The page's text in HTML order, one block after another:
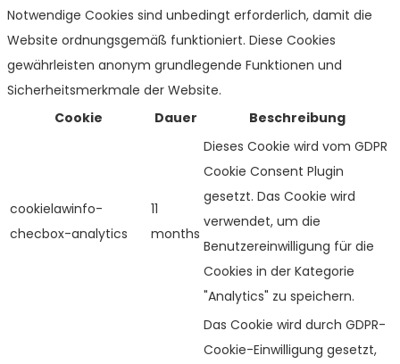
Notwendige Cookies sind unbedingt erforderlich, damit die
Website ordnungsgemäß funktioniert. Diese Cookies
gewährleisten anonym grundlegende Funktionen und
Sicherheitsmerkmale der Website.
Cookie
Dauer Beschreibung
cookielawinfo-
checbox-analytics
11
months
Dieses Cookie wird vom GDPR
Cookie Consent Plugin
gesetzt. Das Cookie wird
verwendet, um die
Benutzereinwilligung für die
Cookies in der Kategorie
"Analytics" zu speichern.
Das Cookie wird durch GDPR-
Cookie-Einwilligung gesetzt,